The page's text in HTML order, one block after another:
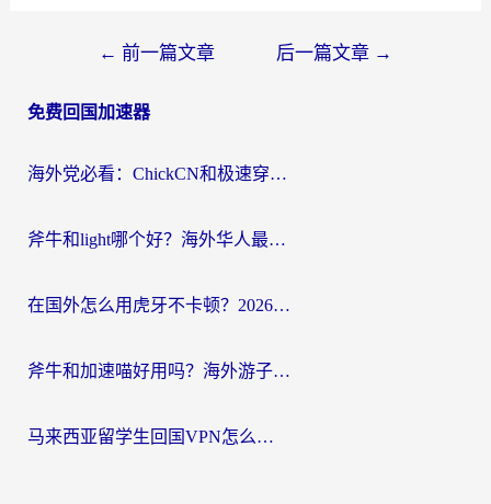
导
← 前一篇文章 后一篇文章 →
免费回国加速器
海外党必看：ChickCN和极速穿梭VPN好用吗？3招教你选对回国加速器无缝刷国内资源
斧牛和light哪个好？海外华人最关心的回国加速器选择难题，一篇讲透
在国外怎么用虎牙不卡顿？2026海外华人亲测有效的回国加速器选择指南
斧牛和加速喵好用吗？海外游子的真实选择困境
马来西亚留学生回国VPN怎么选？3个避坑点+1款实测好用的加速器推荐